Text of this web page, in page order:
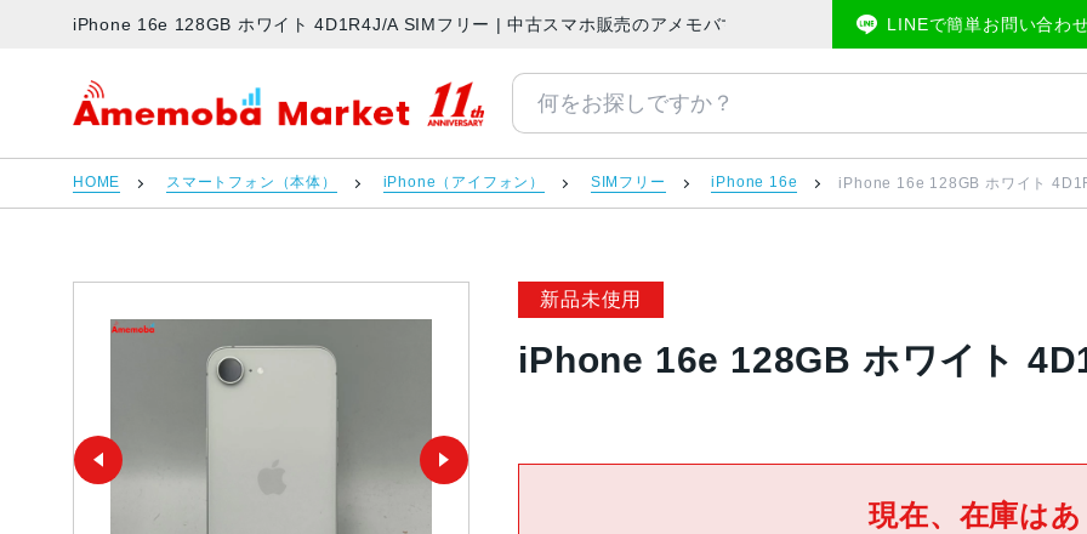
iPhone 16e 128GB ホワイト 4D1R4J/A SIMフリー | 中古スマホ販売のアメモバマーケット LINEで簡単お問い合わ
アメモバマーケット
HOME スマートフォン（本体） iPhone（アイフォン） SIMフリー iPhone 16e iPhone 16e 128GB ホワイト
新品未使用
iPhone 16e 128GB ホワイト
現在、在庫は